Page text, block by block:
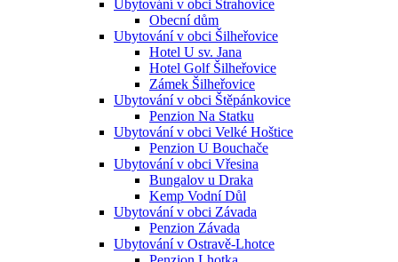
Ubytování v obci Strahovice
Obecní dům
Ubytování v obci Šilheřovice
Hotel U sv. Jana
Hotel Golf Šilheřovice
Zámek Šilheřovice
Ubytování v obci Štěpánkovice
Penzion Na Statku
Ubytování v obci Velké Hoštice
Penzion U Bouchače
Ubytování v obci Vřesina
Bungalov u Draka
Kemp Vodní Důl
Ubytování v obci Závada
Penzion Závada
Ubytování v Ostravě-Lhotce